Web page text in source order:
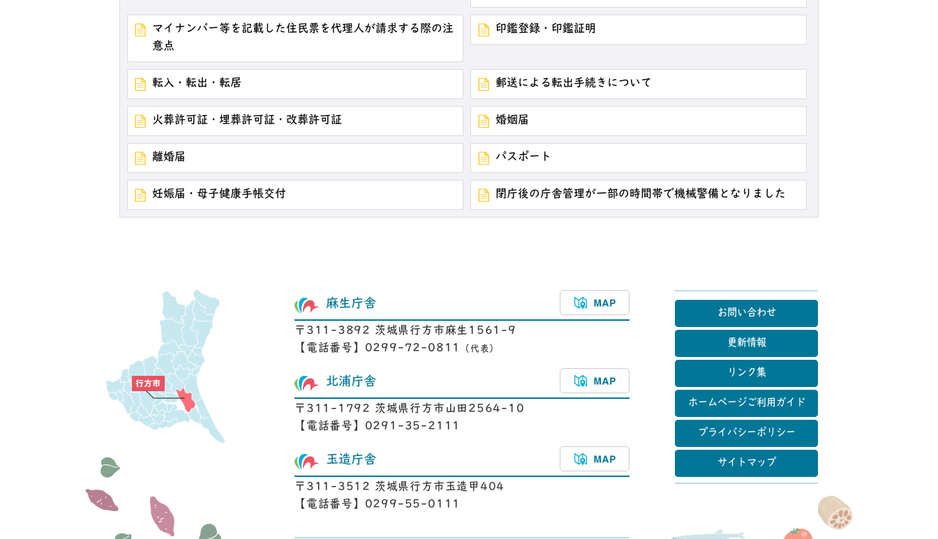
マイナンバー等を記載した住民票を代理人が請求する際の注
意点
印鑑登録・印鑑証明
転入・転出・転居 郵送による転出手続きについて
火葬許可証・埋葬許可証・改葬許可証 婚姻届
離婚届 パスポート
妊娠届・母子健康手帳交付 閉庁後の庁舎管理が一部の時間帯で機械警備となりました
麻生庁舎
〒311-3892 茨城県行方市麻生1561-9
【電話番号】0299-72-0811
（代表）
マップ
北浦庁舎
〒311-1792 茨城県行方市山田2564-10
【電話番号】0291-35-2111
玉造庁舎
〒311-3512 茨城県行方市玉造甲404
【電話番号】0299-55-0111
お問い合わせ
更新情報
リンク集
ホームページご利用ガイド
プライバシーポリシー
サイトマップ